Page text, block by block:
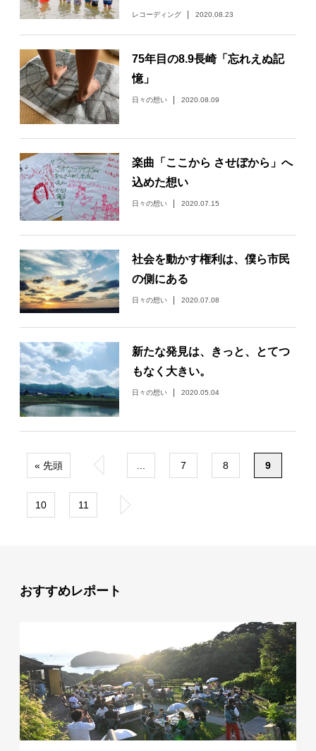
レコーディング 2020.08.23
75年目の8.9長崎「忘れえぬ記
憶」
日々の想い 2020.08.09
楽曲「ここから させぼから」へ
込めた想い
日々の想い 2020.07.15
社会を動かす権利は、僕ら市民
の側にある
日々の想い 2020.07.08
新たな発見は、きっと、とてつ
もなく大きい。
日々の想い 2020.05.04
« 先頭 « 7 8 9
10 11 »
おすすめレポート